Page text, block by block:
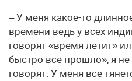
– У меня какое-то
времени ведь у всех
говорят «время летит»
быстро все прошло», я
говорят. У меня все